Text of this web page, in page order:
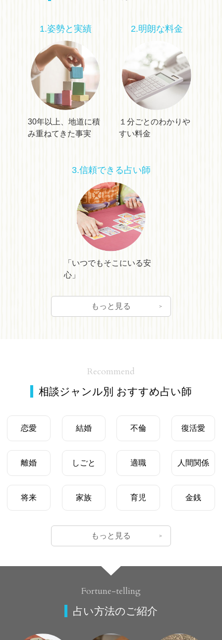
1.姿勢と実績
30年以上、地道に積
み重ねてきた事実
2.明朗な料金
１分ごとのわかりや
すい料金
3.信頼できる占い師
「いつでもそこにいる安
心」
もっと見る
Recommend
相談ジャンル別 おすすめ占い師
恋愛 結婚 不倫 復活愛
離婚 しごと 適職 人間関係
将来 家族 育児 金銭
もっと見る
Fortune-telling
占い方法のご紹介